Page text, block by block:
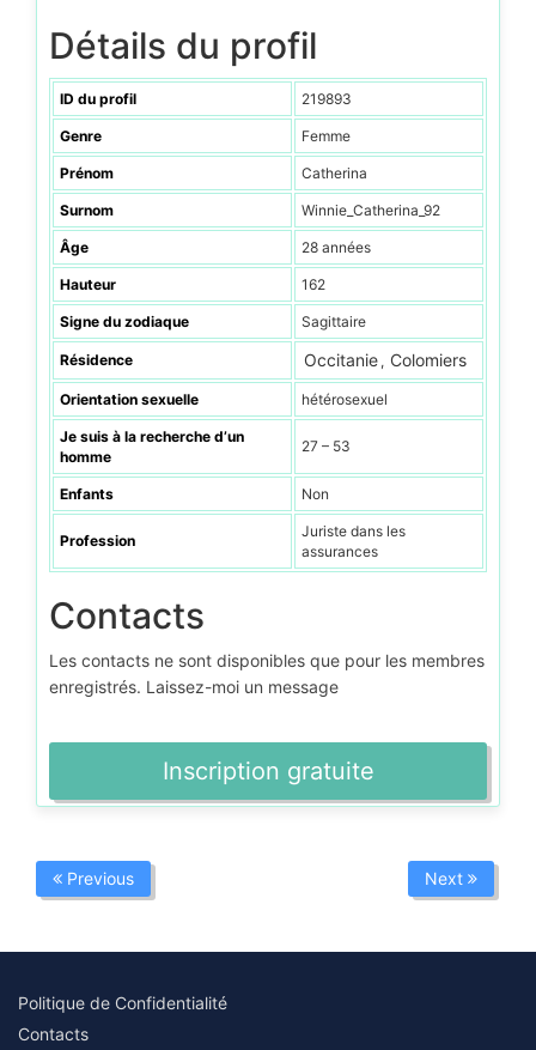
Détails du profil
ID du profil 219893
Genre Femme
Prénom Catherina
Surnom Winnie_Catherina_92
Âge 28 années
Hauteur 162
Signe du zodiaque Sagittaire
Résidence Occitanie , Colomiers
Orientation sexuelle hétérosexuel
Je suis à la recherche d’un
homme
27 – 53
Enfants Non
Profession
Juriste dans les
assurances
Contacts
Les contacts ne sont disponibles que pour les membres
enregistrés. Laissez-moi un message
Inscription gratuite
Previous Next
Politique de Confidentialité
Contacts